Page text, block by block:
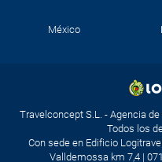
México
Travelconcept S.L. - Agencia
Todos los
Con sede en Edificio
Valldemossa km 7,4 |